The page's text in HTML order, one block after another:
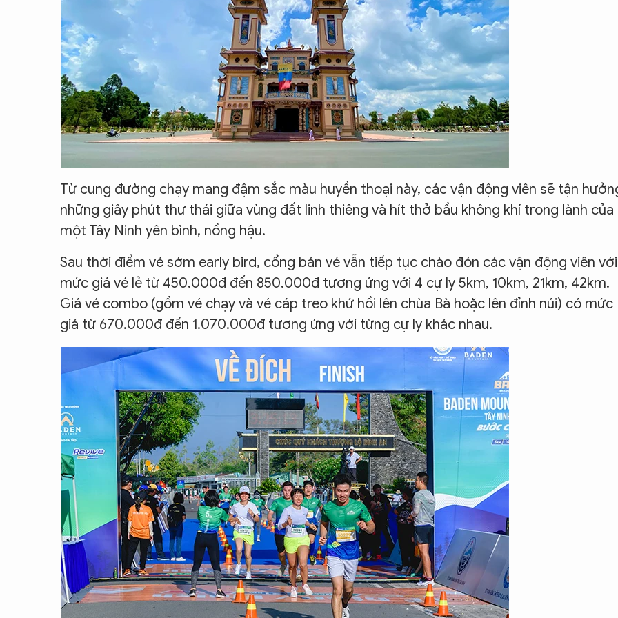
Từ cung đường chạy mang đậm sắc màu huyền thoại này, các vận động viên sẽ tận
những giây phút thư thái giữa vùng đất linh thiêng và hít thở bầu không khí trong lành của
một Tây Ninh yên bình, nồng hậu.
Sau thời điểm vé sớm early bird, cổng bán vé vẫn tiếp tục chào đón các vận động viên với
mức giá vé lẻ từ 450.000đ đến 850.000đ tương ứng với 4 cự ly 5km, 10km, 21km, 42km.
Giá vé combo (gồm vé chạy và vé cáp treo khứ hồi lên chùa Bà hoặc lên đỉnh núi) có mức
giá từ 670.000đ đến 1.070.000đ tương ứng với từng cự ly khác nhau.